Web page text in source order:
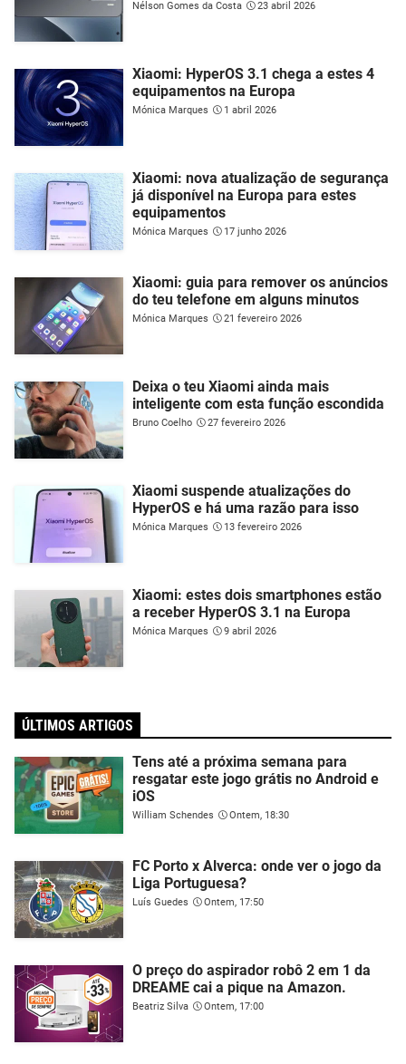
Nélson Gomes da Costa 23 abril 2026
Xiaomi: HyperOS 3.1 chega a estes 4
equipamentos na Europa
Mónica Marques 1 abril 2026
Xiaomi: nova atualização de segurança
já disponível na Europa para estes
equipamentos
Mónica Marques 17 junho 2026
Xiaomi: guia para remover os anúncios
do teu telefone em alguns minutos
Mónica Marques 21 fevereiro 2026
Deixa o teu Xiaomi ainda mais
inteligente com esta função escondida
Bruno Coelho 27 fevereiro 2026
Xiaomi suspende atualizações do
HyperOS e há uma razão para isso
Mónica Marques 13 fevereiro 2026
Xiaomi: estes dois smartphones estão
a receber HyperOS 3.1 na Europa
Mónica Marques 9 abril 2026
ÚLTIMOS ARTIGOS
Tens até a próxima semana para
resgatar este jogo grátis no Android e
iOS
William Schendes Ontem, 18:30
FC Porto x Alverca: onde ver o jogo da
Liga Portuguesa?
Luís Guedes Ontem, 17:50
O preço do aspirador robô 2 em 1 da
DREAME cai a pique na Amazon.
Beatriz Silva Ontem, 17:00